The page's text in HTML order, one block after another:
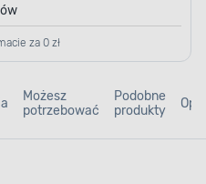
za 0 zł
Możesz
potrzebować
Podobne
produkty